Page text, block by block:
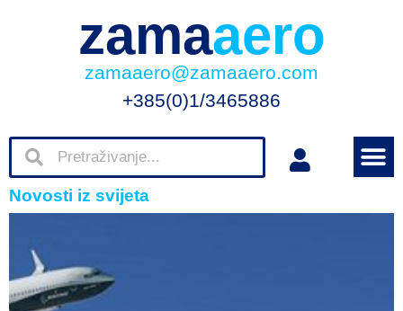
zamaaero
zamaaero@zamaaero.com
+385(0)1/3465886
Novosti iz svijeta